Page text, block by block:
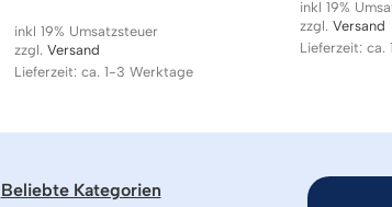
inkl 19% Umsatzsteuer
zzgl.Versand
Lieferzeit: ca. 1-3 Werktage
inkl 19%
zzgl. Versand
Lieferzeit: ca.
Beliebte Kategorien